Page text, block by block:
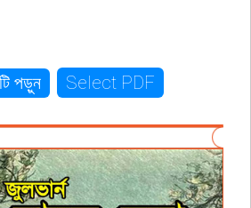
পড়ুন Select PDF